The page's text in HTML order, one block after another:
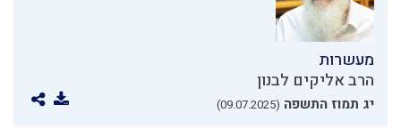
מעשרות
הרב אליקים לבנון
יג תמוז התשפה (09.07.2025)